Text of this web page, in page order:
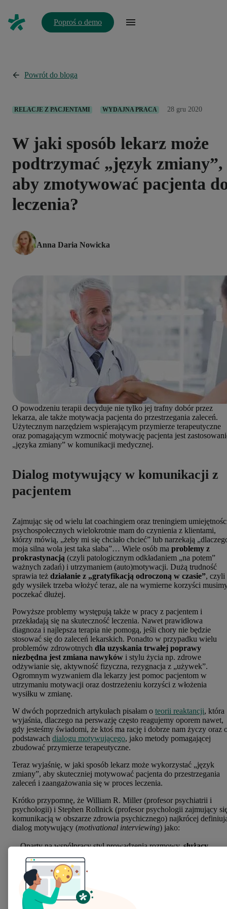
Poproś o demo
Powrót do bloga
RELACJE Z PACJENTAMI WYDAJNA PRACA 28 gru 2020
W jaki sposób lekarz może
podtrzymać „język zmiany”,
aby zmotywować pacjenta
leczenia?
Anna Daria Nowicka
O powodzeniu terapii decyduje nie tylko jej trafny dobór przez
lekarza, ale także motywacja pacjenta do przestrzegania zaleceń.
Użytecznym narzędziem wspierającym przymierze terapeutyczne
oraz pomagającym wzmocnić motywację pacjenta jest
„języka zmiany” w komunikacji medycznej.
Dialog motywujący w komunikacji z
pacjentem
Zajmując się od wielu lat coachingiem oraz treningiem
psychospołecznych wielokrotnie mam do czynienia z klientami,
którzy mówią, „żeby mi się chciało chcieć” lub narzekają
moja silna wola jest taka słaba”… Wiele osób ma problemy z
prokrastynacją (czyli patologicznym odkładaniem „na potem”
ważnych zadań) i utrzymaniem (auto)motywacji. Dużą trudność
sprawia też działanie z „gratyfikacją odroczoną w czasie”, czyli
gdy wysiłek trzeba włożyć teraz, ale na wymierne korzyści
poczekać dłużej.
Powyższe problemy występują także w pracy z pacjentem i
przekładają się na skuteczność leczenia. Nawet prawidłowa
diagnoza i najlepsza terapia nie pomogą, jeśli chory nie będzie
stosować się do zaleceń lekarskich. Ponadto w przypadku wielu
problemów zdrowotnych dla uzyskania trwałej poprawy
niezbędna jest zmiana nawyków i stylu życia np. zdrowe
odżywianie się, aktywność fizyczna, rezygnacja z „używek”.
Ogromnym wyzwaniem dla lekarzy jest pomoc pacjentom w
utrzymaniu motywacji oraz dostrzeżeniu korzyści z włożenia
wysiłku w zmianę.
W dwóch poprzednich artykułach pisałam o teorii reaktancji, która
wyjaśnia, dlaczego na perswazję często reagujemy oporem nawet,
gdy jesteśmy świadomi, że ktoś ma rację i dobrze nam życzy oraz
podstawach dialogu motywującego, jako metody pomagającej
zbudować przymierze terapeutyczne.
Teraz wyjaśnię, w jaki sposób lekarz może wykorzystać „język
zmiany”, aby skuteczniej motywować pacjenta do przestrzegania
zaleceń i zaangażowania się w proces leczenia.
Krótko przypomnę, że William R. Miller (profesor psychiatrii i
psychologii) i Stephen Rollnick (profesor psychologii zajmujący
komunikacją w obszarze zdrowia psychicznego) najkrócej
dialog motywujący (motivational interviewing) jako:
- „Oparty na współpracy styl prowadzenia rozmowy,służący
zmiany.”
- „Oparty na współpracy,
komunikowania się, zwracający szczególną uwagę na
zmiany. Ma on w zamierzeniu umocnić osobistą motywację i